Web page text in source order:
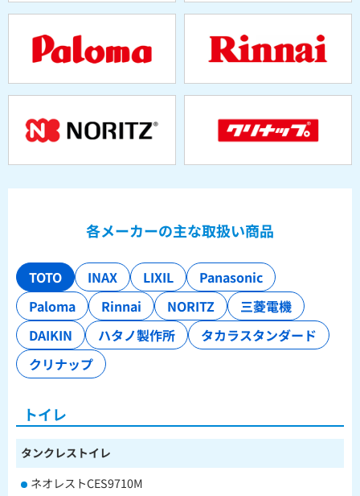
各メーカーの主な取扱い商品
TOTO INAX LIXIL
Panasonic
Paloma
Rinnai NORITZ
三菱電機
DAIKIN
ハタノ製作所
タカラスタンダード
クリナップ
トイレ
タンクレストイレ
ネオレストCES9710M